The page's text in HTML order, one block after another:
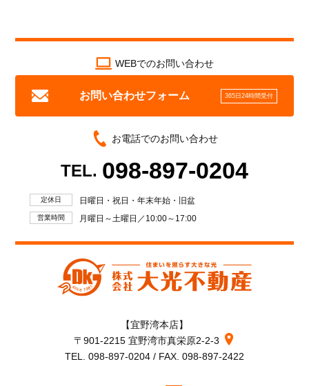
WEBでのお問い合わせ
お問い合わせフォーム 365日24時間受付
お電話でのお問い合わせ
TEL. 098-897-0204
定休日 日曜日・祝日・年末年始・旧盆
営業時間 月曜日～土曜日／10:00～17:00
【宜野湾本店】
〒901-2215 宜野湾市真栄原2-2-3
TEL. 098-897-0204 / FAX. 098-897-2422